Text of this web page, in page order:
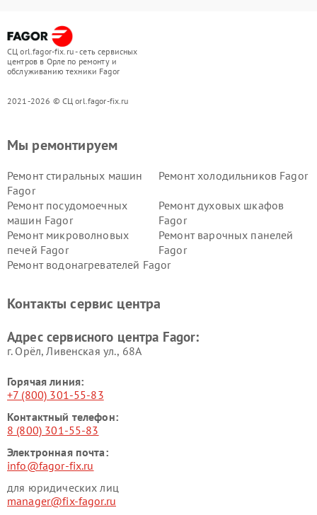
СЦ orl.fagor-fix.ru - сеть сервисных
центров в Орле по ремонту и
обслуживанию техники Fagor
2021-2026 © СЦ orl.fagor-fix.ru
Мы ремонтируем
Ремонт стиральных машин
Fagor
Ремонт холодильников Fagor
Ремонт посудомоечных
машин Fagor
Ремонт духовых шкафов
Fagor
Ремонт микроволновых
печей Fagor
Ремонт варочных панелей
Fagor
Ремонт водонагревателей Fagor
Контакты сервис центра
Адрес сервисного центра Fagor:
г. Орёл, Ливенская ул., 68А
Горячая линия:
+7 (800) 301-55-83
Контактный телефон:
8 (800) 301-55-83
Электронная почта:
info@fagor-fix.ru
для юридических лиц
manager@fix-fagor.ru